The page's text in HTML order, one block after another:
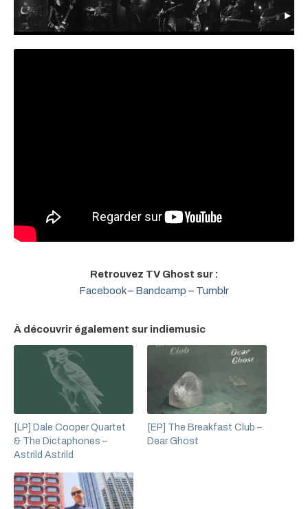
Retrouvez TV Ghost sur :
Facebook– Bandcamp – Tumblr
À découvrir également sur indiemusic
[LP] Dale Cooper Quartet
& The Dictaphones –
Astrild Astrild
[EP] The Breakfast Club –
Dear Ghost